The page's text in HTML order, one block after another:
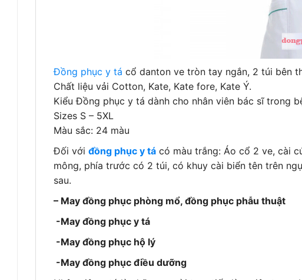
Đồng phục y tá cổ danton ve tròn tay ngắn, 2 túi bên
Chất liệu vải Cotton, Kate, Kate fore, Kate Ý.
Kiểu Đồng phục y tá dành cho nhân viên bác sĩ trong
Sizes S – 5XL
Màu sắc: 24 màu
Đối với đồng phục y tá có màu trắng: Áo cổ 2 ve, cài
mông, phía trước có 2 túi, có khuy cài biển tên trên
sau.
– May đồng phục phòng mổ, đồng phục phẫu thuật
-May đồng phục y tá
-May đồng phục hộ lý
-May đồng phục điều dưỡng